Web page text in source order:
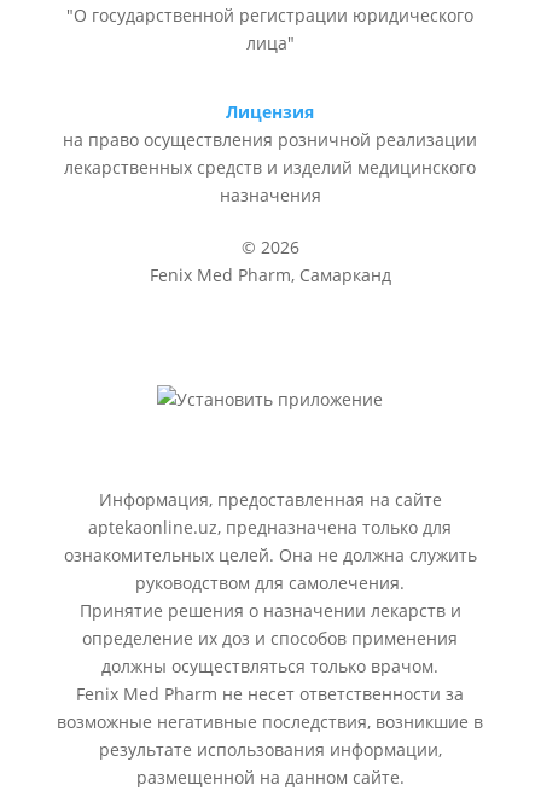
"О государственной регистрации юридического
лица"
Лицензия
на право осуществления розничной реализации
лекарственных средств и изделий медицинского
назначения
© 2026
Fenix Med Pharm, Самарканд
Информация, предоставленная на сайте
aptekaonline.uz, предназначена только для
ознакомительных целей. Она не должна служить
руководством для самолечения.
Принятие решения о назначении лекарств и
определение их доз и способов применения
должны осуществляться только врачом.
Fenix Med Pharm не несет ответственности за
возможные негативные последствия, возникшие в
результате использования информации,
размещенной на данном сайте.